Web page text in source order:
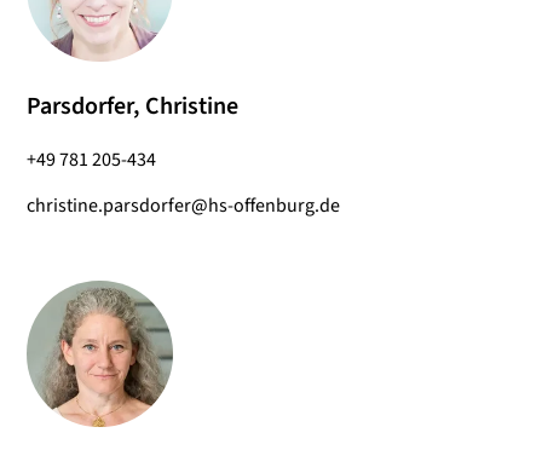
Parsdorfer, Christine
+49 781 205-434
christine.parsdorfer@hs-offenburg.de